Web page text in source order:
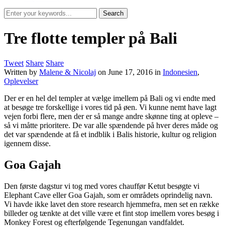
Tre flotte templer på Bali
Tweet Share Share
Written by Malene & Nicolaj on June 17, 2016 in Indonesien,
Oplevelser
Der er en hel del templer at vælge imellem på Bali og vi endte med
at besøge tre forskellige i vores tid på øen. Vi kunne nemt have lagt
vejen forbi flere, men der er så mange andre skønne ting at opleve –
så vi måtte prioritere. De var alle spændende på hver deres måde og
det var spændende at få et indblik i Balis historie, kultur og religion
igennem disse.
Goa Gajah
Den første dagstur vi tog med vores chauffør Ketut besøgte vi
Elephant Cave eller Goa Gajah, som er områdets oprindelig navn.
Vi havde ikke lavet den store research hjemmefra, men set en række
billeder og tænkte at det ville være et fint stop imellem vores besøg i
Monkey Forest og efterfølgende Tegenungan vandfaldet.